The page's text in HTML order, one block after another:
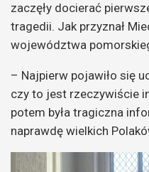
zaczęły docierać
tragedii. Jak przyznał
województwa
– Najpierw pojawiło się
czy to jest rzeczywiście
potem była tragiczna
naprawdę wielkich